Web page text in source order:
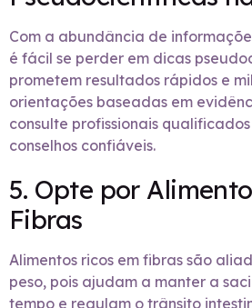
Com a abundância de
é fácil se perder em dicas
prometem resultados rápidos e
orientações baseadas em
consulte profissionais
conselhos confiáveis.
5. Opte por
Fibras
Alimentos ricos em fibras são
peso, pois ajudam a manter a
tempo e regulam o trânsito